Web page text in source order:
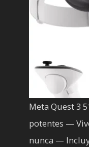
Meta Quest 3
potentes —
nunca —